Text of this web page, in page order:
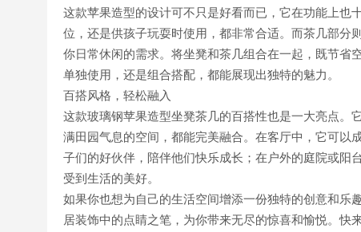
这款苹果造型的设计可不只是好看而已，它在功能上也
位，还是供孩子玩耍时使用，都非常合适。而茶几部分
你日常休闲的需求。将坐凳和茶几组合在一起，既节省
单独使用，还是组合搭配，都能展现出独特的魅力。
百搭风格，轻松融入
这款玻璃钢苹果造型坐凳茶几的百搭性也是一大亮点
满田园气息的空间，都能完美融合。在客厅中，它可
子们的好伙伴，陪伴他们快乐成长；在户外的庭院或
受到生活的美好。
如果你也想为自己的生活空间增添一份独特的创意和乐
居装饰中的点睛之笔，为你带来无尽的惊喜和愉悦。快